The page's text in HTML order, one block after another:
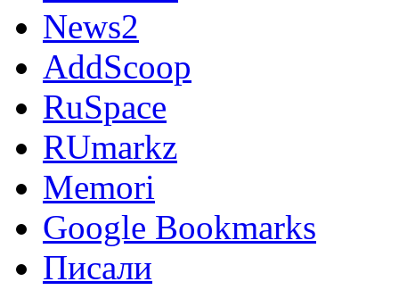
News2
AddScoop
RuSpace
RUmarkz
Memori
Google Bookmarks
Писали